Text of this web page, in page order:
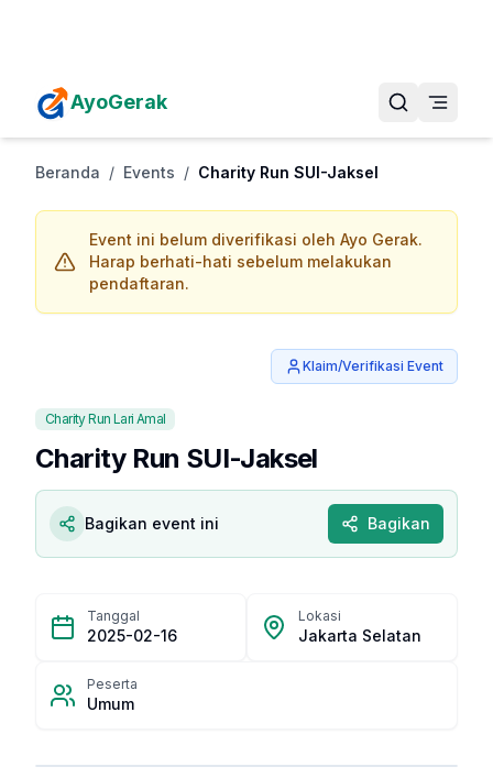
AyoGerak
Beranda / Events / Charity Run SUI-Jaksel
Event ini belum diverifikasi oleh Ayo Gerak.
Harap berhati-hati sebelum melakukan
pendaftaran.
Klaim/Verifikasi Event
Charity Run Lari Amal
Charity Run SUI-Jaksel
Bagikan event ini Bagikan
Tanggal
2025-02-16
Lokasi
Jakarta Selatan
Peserta
Umum